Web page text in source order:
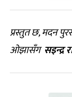
प्रस्तुत छ, मदन
ओझासँगसइन्द्र